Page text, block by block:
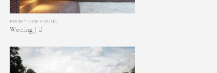
PROJECT – INDIVIDUEEL
Woning J U